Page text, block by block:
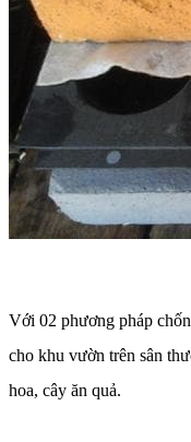
Với 02 phương pháp
cho khu vườn trên sân
hoa, cây ăn quả.